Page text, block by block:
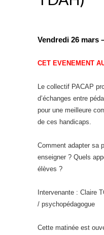
Vendredi 26 mars
CET EVENEMENT
Le collectif PACAP
d’échanges entre
pour une meilleure
de ces handicaps.
Comment adapter sa
enseigner ? Quels
élèves ?
Intervenante : Claire
/ psychopédagogue
Cette matinée est